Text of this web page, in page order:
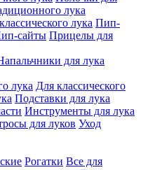
лука
лука Пип-
сайты Прицелы для
для лука
лука Для классического
Подставки для лука
Инструменты для лука
для луков Уход
Рогатки Все для